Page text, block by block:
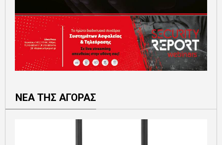
ΝΕΑ ΤΗΣ ΑΓΟΡΑΣ